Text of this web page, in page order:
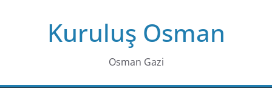
Kuruluş Osman
Osman Gazi